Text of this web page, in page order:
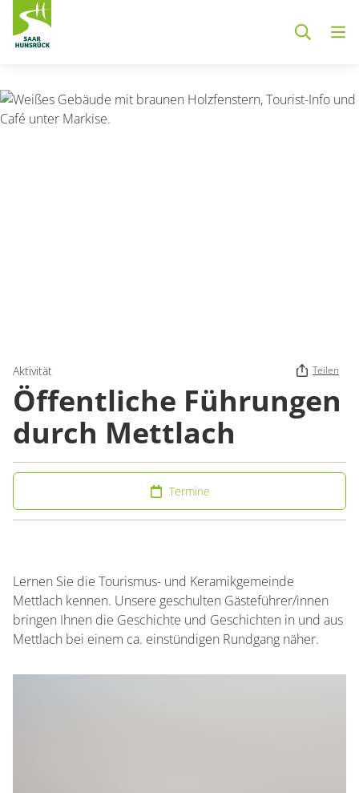
Aktivität Teilen
Öffentliche Führungen
durch Mettlach
Termine
Lernen Sie die Tourismus- und Keramikgemeinde
Mettlach kennen. Unsere geschulten Gästeführer/innen
bringen Ihnen die Geschichte und Geschichten in und aus
Mettlach bei einem ca. einstündigen Rundgang näher.